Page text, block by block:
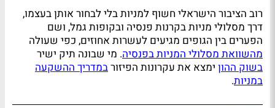
רוב הציבור הישראלי חשוף למניות בלי לבחור אותן בעצמו,
דרך מסלולי מניות בקרנות פנסיה ובקופות גמל, ושם
הפערים בין הגופים מגיעים לעשרות אחוזים, כפי שעולה
מהשוואת מסלולי המניות בפנסיה. מי שבונה תיק ישיר
בשוק ההון ימצא את עקרונות הפיזורבמדריך ההשקעה
במניות.